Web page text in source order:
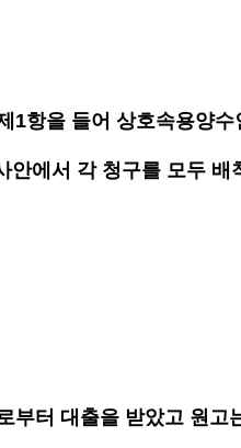
1항을 들어 상호속용양
안에서 각 청구를 모두 배
부터 대출을 받았고 원고